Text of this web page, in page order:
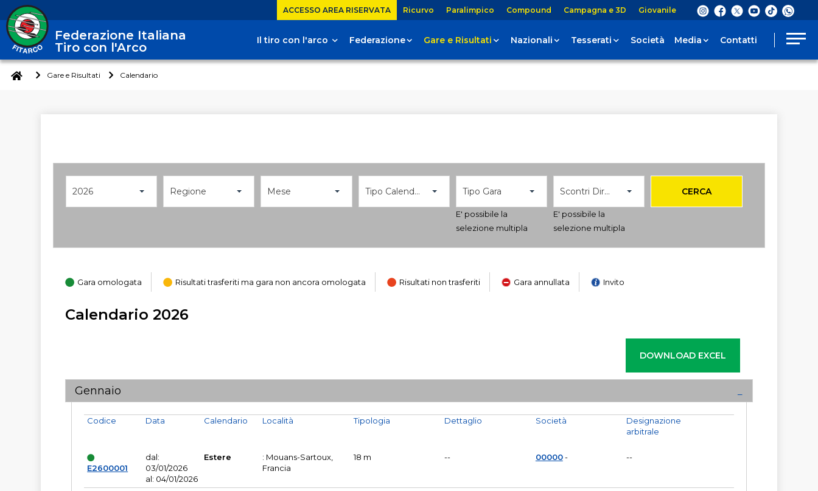
ACCESSO AREA RISERVATA Ricurvo Paralimpico Compound Campagna e 3D Giovanile
Federazione Italiana
Tiro con l'Arco
Il tiro con l'arco Federazione Gare e Risultati Nazionali Tesserati Società Media Contatti
Gare e Risultati Calendario
2026 Regione Mese Tipo Calendario Tipo Gara
E' possibile la
selezione multipla
Scontri Diretti
E' possibile la
selezione multipla
CERCA
Gara omologata Risultati trasferiti ma gara non ancora omologata Risultati non trasferiti Gara annullata Invito
Calendario 2026
Gennaio
Codice
E2600001
Data
dal:
03/01/2026
al: 04/01/2026
Calendario
Estere
Località
: Mouans-Sartoux,
Francia
Tipologia
18 m
Dettaglio
--
Società
00000-
Designazione
arbitrale
--